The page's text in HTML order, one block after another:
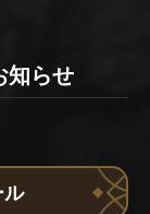
知らせ
ル